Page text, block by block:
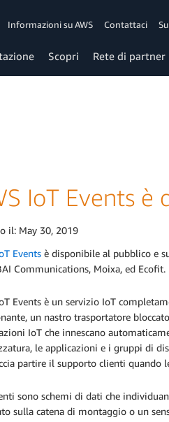
Informazioni su AWS Contattaci
Scopri Rete di partner
IoT Events
il: May 30, 2019
Events è disponibile al pubblico e
Communications, Moixa, ed
Events è un servizio IoT
un nastro trasportatore
IoT che innescano
le applicazioni e i gruppi di
partire il supporto clienti quando
sono schemi di dati che
sulla catena di montaggio o un